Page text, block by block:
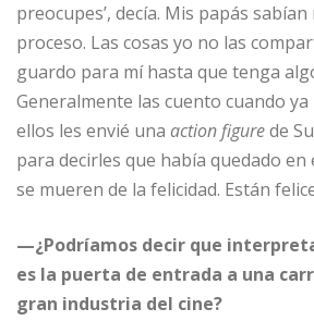
preocupes’, decía. Mis papás
proceso. Las cosas yo no las
guardo para mí hasta que tenga
Generalmente las cuento cuando ya
ellos les envié una action figurede
para decirles que había quedado en
se mueren de la felicidad. Están
—¿Podríamos decir que
es la puerta de entrada a una
gran industria del cine?